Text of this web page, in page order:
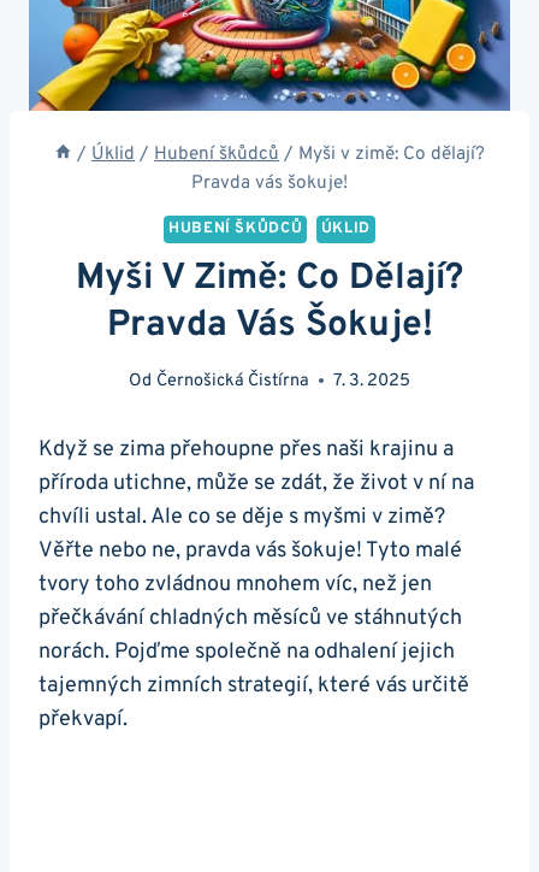
/ Úklid / Hubení škůdců / Myši v zimě: Co dělají?
Pravda vás šokuje!
HUBENÍ ŠKŮDCŮ ÚKLID
Myši V Zimě: Co Dělají?
Pravda Vás Šokuje!
Od Černošická Čistírna 7. 3. 2025
Když se zima přehoupne přes naši krajinu a
příroda utichne, může se zdát, že život v ní na
chvíli ustal. Ale co se děje s myšmi v zimě?
Věřte nebo ne, pravda vás šokuje! Tyto malé
tvory toho zvládnou mnohem víc, než jen
přečkávání chladných měsíců ve stáhnutých
norách. Pojďme společně na odhalení jejich
tajemných zimních strategií, které vás určitě
překvapí.